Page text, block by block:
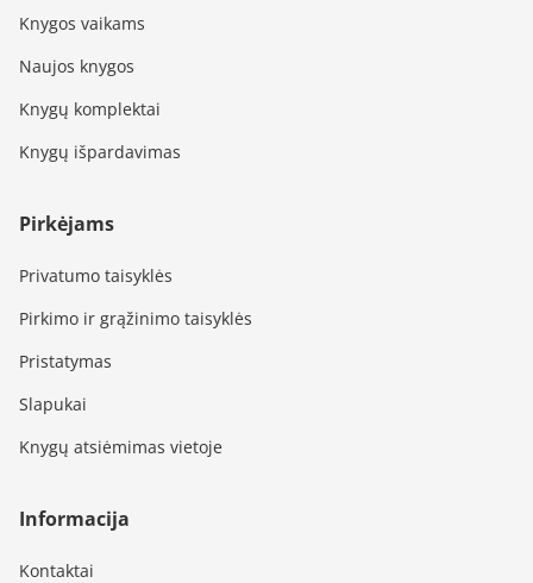
Knygos vaikams
Naujos knygos
Knygų komplektai
Knygų išpardavimas
Pirkėjams
Privatumo taisyklės
Pirkimo ir grąžinimo taisyklės
Pristatymas
Slapukai
Knygų atsiėmimas vietoje
Informacija
Kontaktai